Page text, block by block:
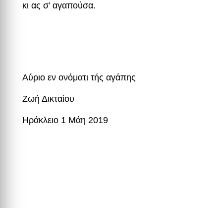
κι ας σ’ αγαπούσα.
Αύριο εν ονόματι τής αγάπης
Ζωή Δικταίου
Ηράκλειο 1 Μάη 2019